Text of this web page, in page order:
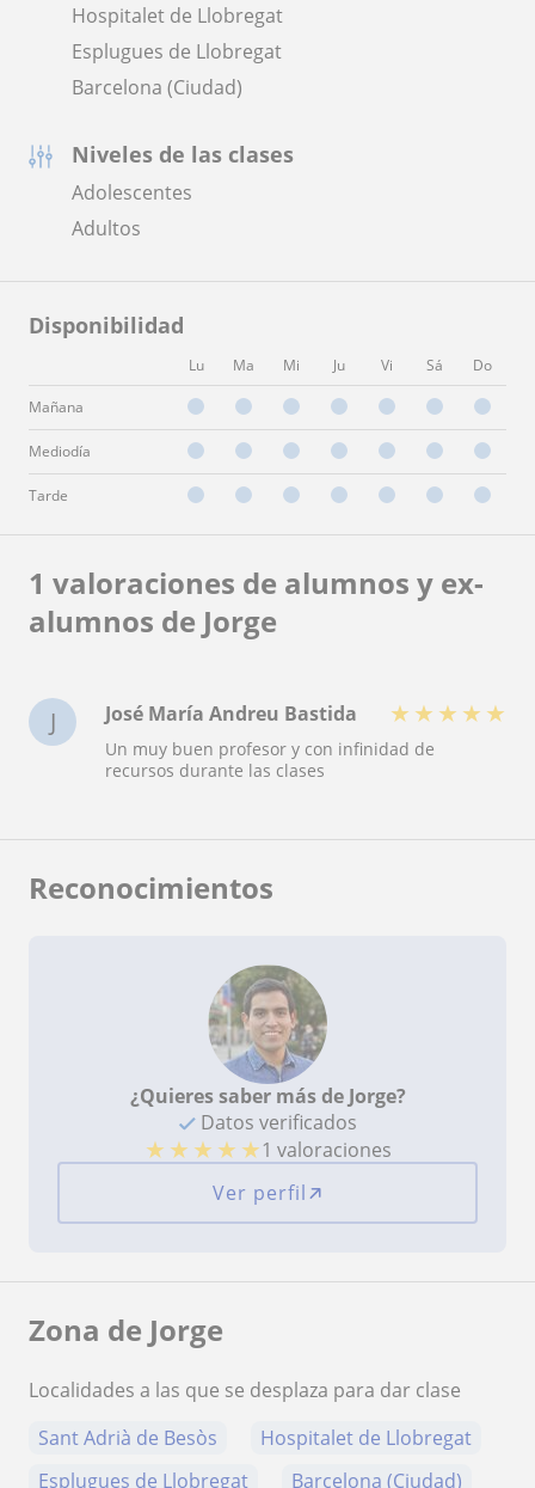
Hospitalet de Llobregat
Esplugues de Llobregat
Barcelona (Ciudad)
Niveles de las clases
Adolescentes
Adultos
Disponibilidad
Lu Ma Mi Ju Vi Sá Do
Mañana
Mediodía
Tarde
1 valoraciones de alumnos y ex-
alumnos de Jorge
J José María Andreu Bastida ★ ★ ★ ★ ★
Un muy buen profesor y con infinidad de
recursos durante las clases
Reconocimientos
¿Quieres saber más de Jorge?
Datos verificados
★ ★ ★ ★ ★1 valoraciones
Ver perfil
Zona de Jorge
Localidades a las que se desplaza para dar clase
Sant Adrià de Besòs
Hospitalet de Llobregat
Esplugues de Llobregat
Barcelona (Ciudad)